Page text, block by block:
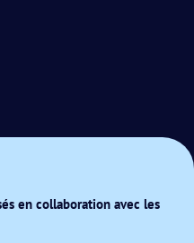
en collaboration avec les